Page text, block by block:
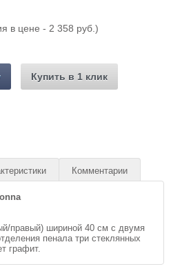
в цене - 2 358 руб.)
Купить в 1 клик
Комментарии
правый) шириной 40 см с двумя
пенала три стеклянных
графит.